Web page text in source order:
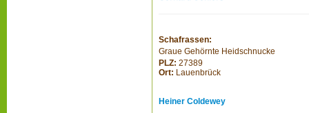
Schafrassen:
Graue Gehörnte Heidschnucke
PLZ: 27389
Ort: Lauenbrück
Heiner Coldewey